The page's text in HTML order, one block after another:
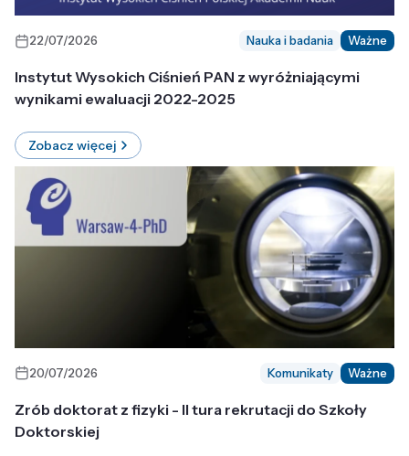
22/07/2026 Nauka i badania Ważne
Instytut Wysokich Ciśnień PAN z wyróżniającymi
wynikami ewaluacji 2022-2025
Zobacz więcej
20/07/2026 Komunikaty Ważne
Zrób doktorat z fizyki - II tura rekrutacji do Szkoły
Doktorskiej